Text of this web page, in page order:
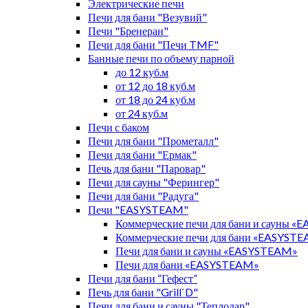
Электрические печи
Печи для бани "Везувий"
Печи "Бренеран"
Печи для бани "Печи TMF"
Банные печи по объему парной
до 12 куб.м
от 12 до 18 куб.м
от 18 до 24 куб.м
от 24 куб.м
Печи с баком
Печи для бани "Прометалл"
Печи для бани "Ермак"
Печь для бани "Паровар"
Печи для сауны "Ферингер"
Печи для бани "Радуга"
Печи "EASYSTEAM"
Коммерческие печи для бани и сауны
Коммерческие печи для бани
Печи для бани и сауны «EASYSTEAM»
Печи для бани «EASYSTEAM»
Печи для бани “Гефест”
Печь для бани "Grill`D"